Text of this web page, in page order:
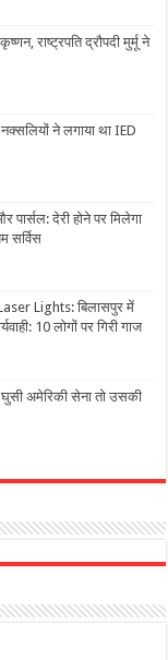
राष्ट्रपति द्रौपदी मुर्मू ने
ने लगाया था IED
पार्सल: देरी होने पर मिलेगा
सर्विस
Lights: बिलासपुर में
10 लोगों पर गिरी गाज
घुसी अमेरिकी सेना तो उसकी